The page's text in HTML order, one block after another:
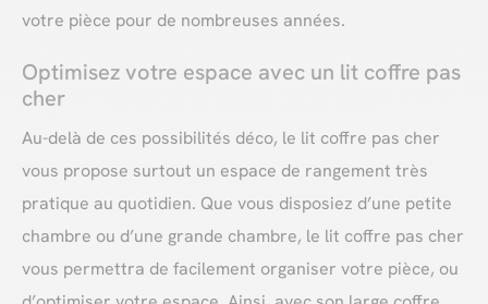
votre pièce pour de nombreuses années.
Optimisez votre espace avec un lit coffre pas
cher
Au-delà de ces possibilités déco, le lit coffre pas cher
vous propose surtout un espace de rangement très
pratique au quotidien. Que vous disposiez d’une petite
chambre ou d’une grande chambre, le lit coffre pas cher
vous permettra de facilement organiser votre pièce, ou